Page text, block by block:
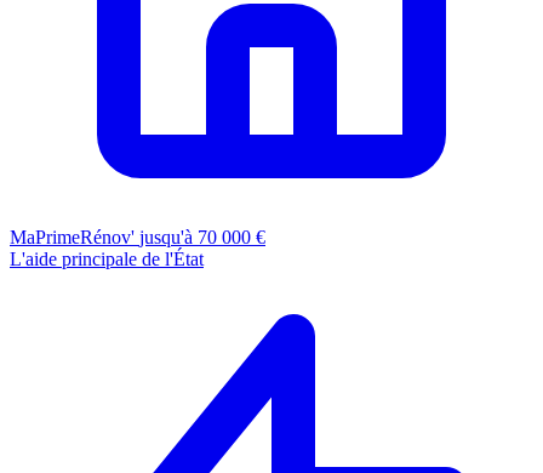
MaPrimeRénov' jusqu'à 70 000 €
L'aide principale de l'État